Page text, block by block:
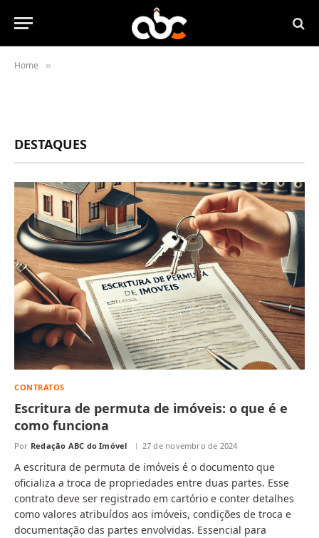
Home »
DESTAQUES
CONTRATOS
Escritura de permuta de imóveis: o que é e
como funciona
Por Redação ABC do Imóvel 27 de novembro de 2024
A escritura de permuta de imóveis é o documento que
oficializa a troca de propriedades entre duas partes. Esse
contrato deve ser registrado em cartório e conter detalhes
como valores atribuídos aos imóveis, condições de troca e
documentação das partes envolvidas. Essencial para